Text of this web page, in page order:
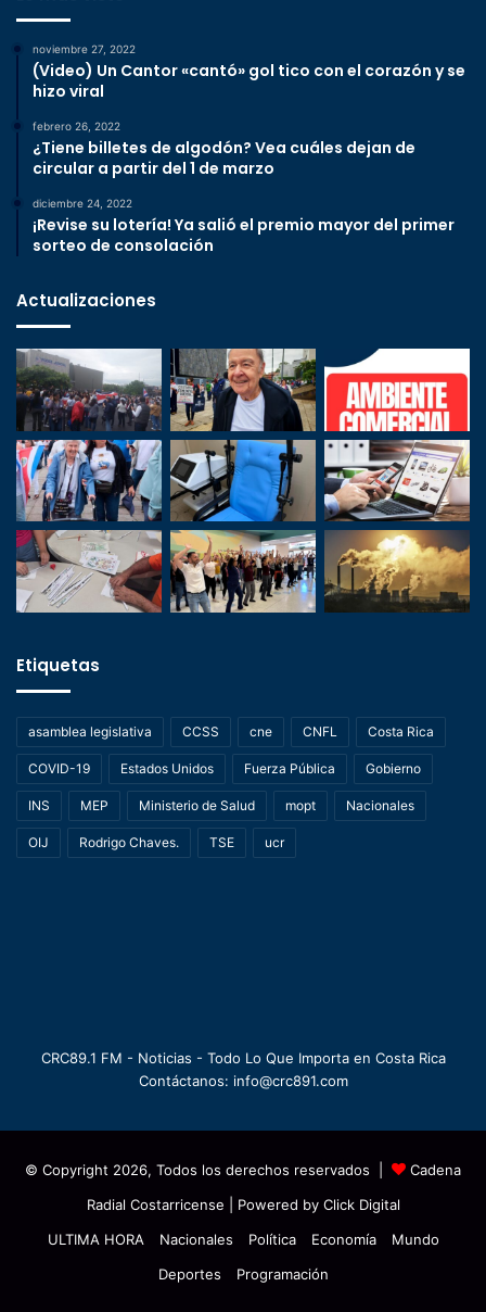
noviembre 27, 2022
(Video) Un Cantor «cantó» gol tico con el corazón y se
hizo viral
febrero 26, 2022
¿Tiene billetes de algodón? Vea cuáles dejan de
circular a partir del 1 de marzo
diciembre 24, 2022
¡Revise su lotería! Ya salió el premio mayor del primer
sorteo de consolación
Actualizaciones
Etiquetas
asamblea legislativa CCSS cne CNFL Costa Rica
COVID-19 Estados Unidos Fuerza Pública Gobierno
INS MEP Ministerio de Salud mopt Nacionales
OIJ Rodrigo Chaves. TSE ucr
CRC89.1 FM - Noticias - Todo Lo Que Importa en Costa Rica
Contáctanos: info@crc891.com
© Copyright 2026, Todos los derechos reservados |
Cadena
Radial Costarricense | Powered by Click Digital
ULTIMA HORA
Nacionales Política Economía
Mundo
Deportes
Programación